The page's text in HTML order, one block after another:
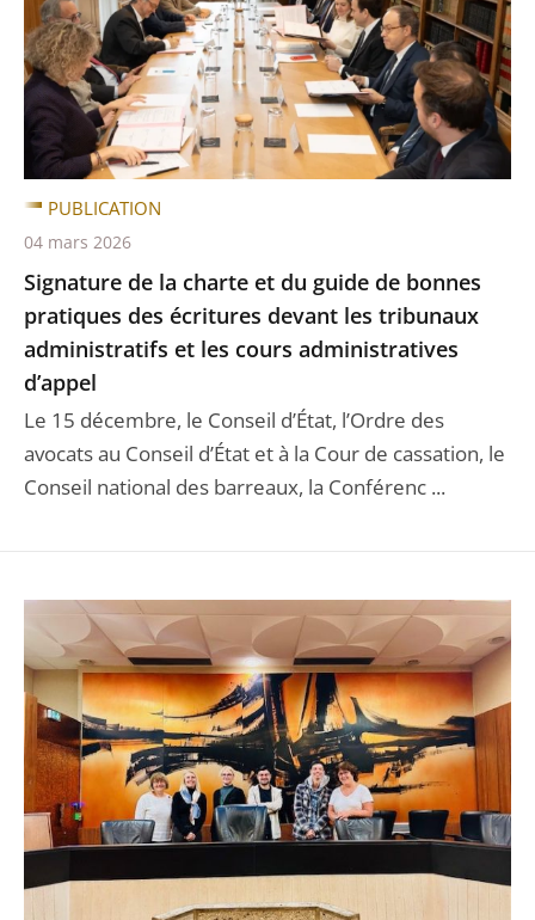
Signature de la charte et du guide de bonnes
pratiques des écritures devant les tribunaux
administratifs et les cours administratives
d’appel
Le 15 décembre, le Conseil d’État, l’Ordre des
avocats au Conseil d’État et à la Cour de cassation, le
Conseil national des barreaux, la Conférenc ...
PUBLICATION
04 mars 2026